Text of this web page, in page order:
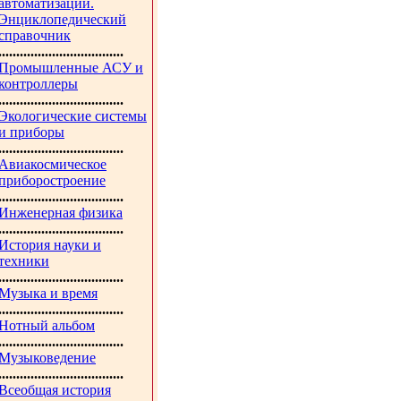
АСУ и
системы
приборы
Авиакосмическое
физика
науки и
и время
альбом
история